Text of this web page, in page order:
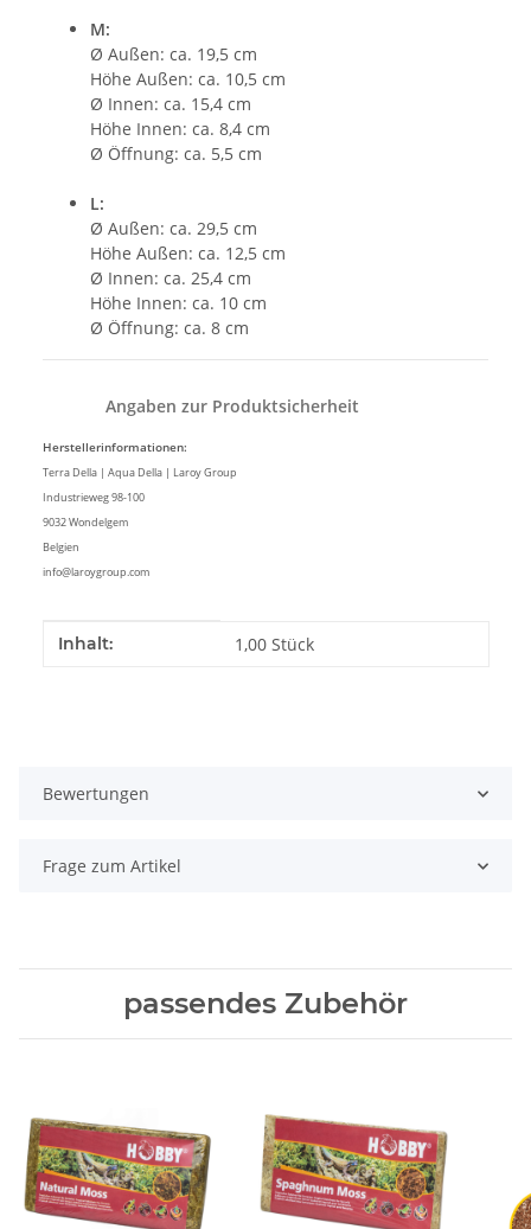
M:
Ø Außen: ca. 19,5 cm
Höhe Außen: ca. 10,5 cm
Ø Innen: ca. 15,4 cm
Höhe Innen: ca. 8,4 cm
Ø Öffnung: ca. 5,5 cm
L:
Ø Außen: ca. 29,5 cm
Höhe Außen: ca. 12,5 cm
Ø Innen: ca. 25,4 cm
Höhe Innen: ca. 10 cm
Ø Öffnung: ca. 8 cm
Angaben zur Produktsicherheit
Herstellerinformationen:
Terra Della | Aqua Della | Laroy Group
Industrieweg 98-100
9032 Wondelgem
Belgien
info@laroygroup.com
Produkteigenschaft
Wert
Inhalt: 1,00 Stück
Bewertungen
Frage zum Artikel
passendes Zubehör